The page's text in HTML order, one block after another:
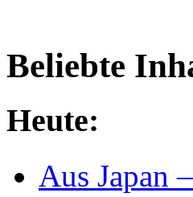
Beliebte
Heute:
Aus